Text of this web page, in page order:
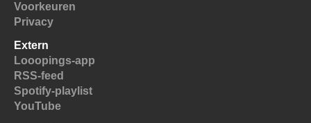
Voorkeuren
Privacy
Extern
Looopings-app
RSS-feed
Spotify-playlist
YouTube